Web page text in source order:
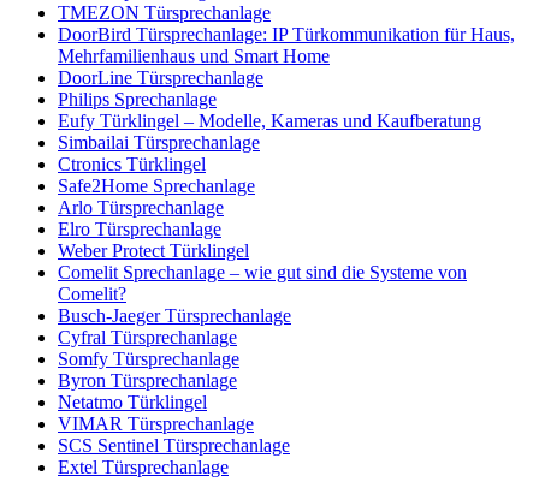
TMEZON Türsprechanlage
DoorBird Türsprechanlage: IP Türkommunikation für Haus,
Mehrfamilienhaus und Smart Home
DoorLine Türsprechanlage
Philips Sprechanlage
Eufy Türklingel – Modelle, Kameras und Kaufberatung
Simbailai Türsprechanlage
Ctronics Türklingel
Safe2Home Sprechanlage
Arlo Türsprechanlage
Elro Türsprechanlage
Weber Protect Türklingel
Comelit Sprechanlage – wie gut sind die Systeme von
Comelit?
Busch-Jaeger Türsprechanlage
Cyfral Türsprechanlage
Somfy Türsprechanlage
Byron Türsprechanlage
Netatmo Türklingel
VIMAR Türsprechanlage
SCS Sentinel Türsprechanlage
Extel Türsprechanlage